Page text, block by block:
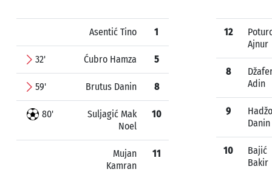
Asentić Tino 1
32' Ćubro Hamza 5
59' Brutus Danin 8
80'
Suljagić Mak
Noel
10
Mujan
Kamran
11
12
Ajnur
8
Adin
9
Danin
10
Bajić
Bakir